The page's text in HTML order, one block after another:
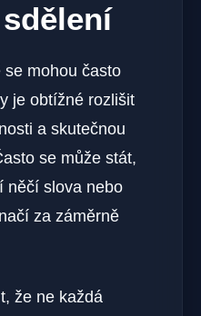
mohou často
je obtížné rozlišit
a skutečnou
se může stát,
něčí slova nebo
za záměrně
že ne každá